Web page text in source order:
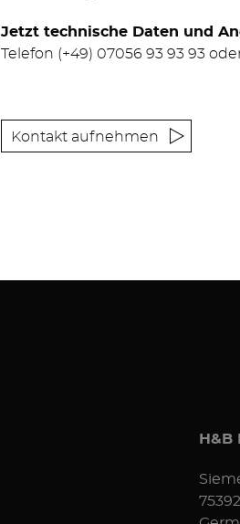
Jetzt technische Daten und
Telefon (+49) 07056 93 93 93
Kontakt aufnehmen
H&B